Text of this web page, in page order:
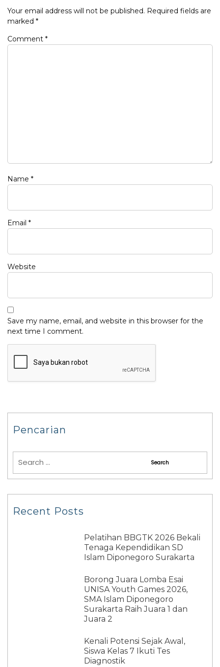
Your email address will not be published. Required fields are
marked *
Comment *
Name *
Email *
Website
Save my name, email, and website in this browser for the
next time I comment.
Pencarian
Recent Posts
Pelatihan BBGTK 2026 Bekali
Tenaga Kependidikan SD
Islam Diponegoro Surakarta
Borong Juara Lomba Esai
UNISA Youth Games 2026,
SMA Islam Diponegoro
Surakarta Raih Juara 1 dan
Juara 2
Kenali Potensi Sejak Awal,
Siswa Kelas 7 Ikuti Tes
Diagnostik